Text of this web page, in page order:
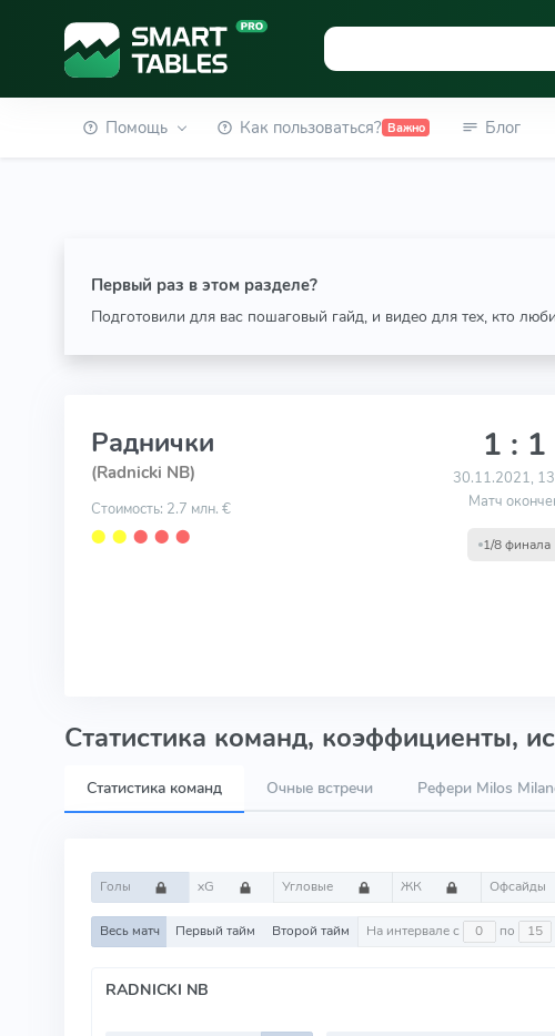
Помощь Как пользоваться? Важно Блог
Первый раз в этом разделе?
Подготовили для вас пошаговый гайд, и видео для тех, кто
Раднички
(Radnicki NB)
Стоимость: 2.7 млн. €
⬤ ⬤ ⬤ ⬤ ⬤
1 : 1
30.11.2021,
Матч
1/8 финала
Статистика команд, коэффициенты,
Статистика команд Очные встречи Рефери Milos
Голы xG Угловые ЖК Офсайды
Весь матч Первый тайм Второй тайм На интервале с по
RADNICKI NB